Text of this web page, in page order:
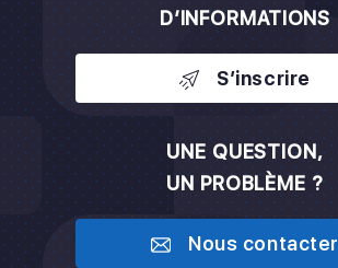
D’INFORMATIONS
S’inscrire
UNE QUESTION,
UN PROBLÈME ?
Nous contacter